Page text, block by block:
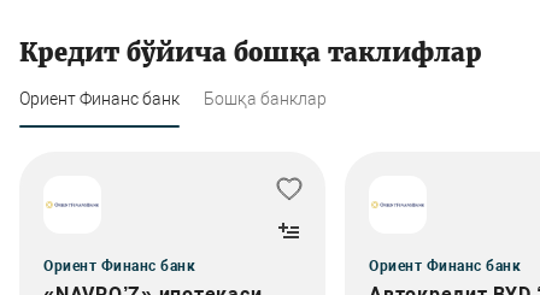
Кредит бўйича бошқа таклифлар
Ориент Финанс банк Бошқа банклар
Ориент Финанс банк Ориент Финанс банк